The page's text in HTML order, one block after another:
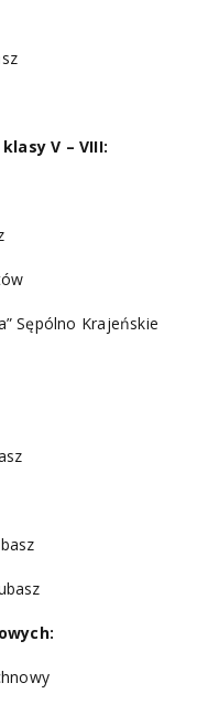
V – VIII:
Sępólno Krajeńskie